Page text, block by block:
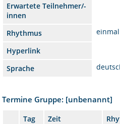
Erwartete Teilnehmer/-
innen
Rhythmus
Hyperlink
Sprache
Termine Gruppe: [unbenannt]
Tag Zeit